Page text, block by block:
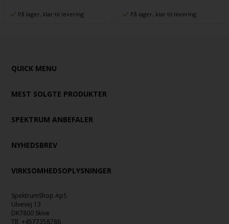
På lager, klar til levering På lager, klar til levering
QUICK MENU
MEST SOLGTE PRODUKTER
SPEKTRUM ANBEFALER
NYHEDSBREV
VIRKSOMHEDSOPLYSNINGER
SpektrumShop ApS
Ulvevej 13
DK7800 Skive
Tlf. +4577358786